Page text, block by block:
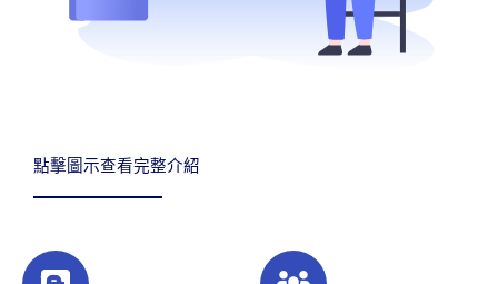
點擊圖示查看完整介紹